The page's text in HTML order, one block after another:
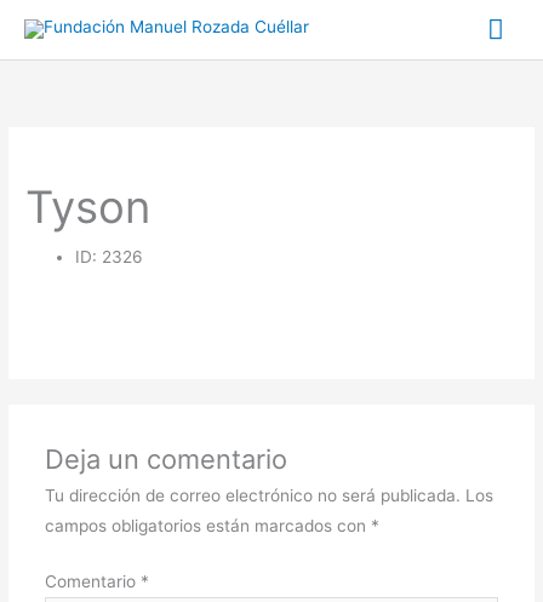
Tyson
ID: 2326
Deja un comentario
Tu dirección de correo electrónico no será publicada. Los
campos obligatorios están marcados con *
Comentario *